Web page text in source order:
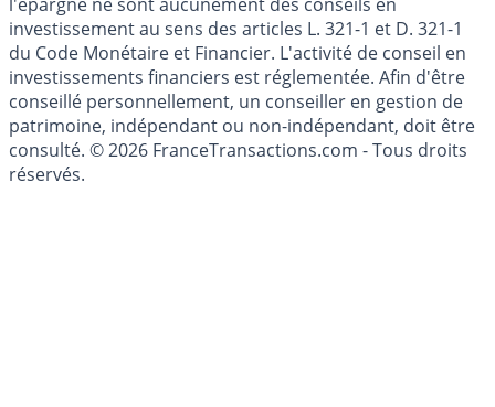
Les articles et commentaires publiés sur le guide de
l'épargne ne sont aucunement des conseils en
investissement au sens des articles L. 321-1 et D. 321-1
du Code Monétaire et Financier. L'activité de conseil en
investissements financiers est réglementée. Afin d'être
conseillé personnellement, un conseiller en gestion de
patrimoine, indépendant ou non-indépendant, doit être
consulté. © 2026 FranceTransactions.com - Tous droits